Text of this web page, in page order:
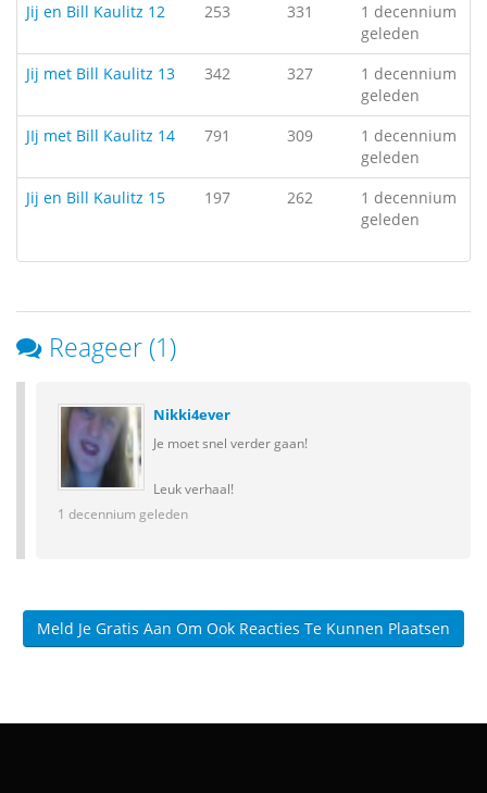
Jij en Bill Kaulitz 12
253 331
1 decennium
geleden
Jij met Bill Kaulitz 13
342 327
1 decennium
geleden
JIj met Bill Kaulitz 14
791 309
1 decennium
geleden
Jij en Bill Kaulitz 15
197 262
1 decennium
geleden
Reageer (1)
Nikki4ever
Je moet snel verder gaan!
Leuk verhaal!
1 decennium geleden
Meld Je Gratis Aan Om Ook Reacties Te Kunnen Plaatsen